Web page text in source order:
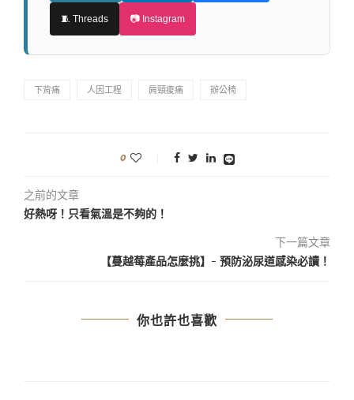
🧵 Threads 📷 Instagram
下背痛 人因工程 肩頸痠痛 辦公椅
0
之前的文章
好熱呀！只看氣溫是不夠的！
下一篇文章
【蔓越莓產品怎麼挑】- 預防泌尿道感染必讀！
你也許也喜歡